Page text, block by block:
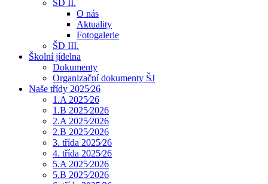
ŠD II.
O nás
Aktuality
Fotogalerie
ŠD III.
Školní jídelna
Dokumenty
Organizační dokumenty ŠJ
Naše třídy 2025⁄26
1.A 2025⁄26
1.B 2025⁄2026
2.A 2025⁄2026
2.B 2025⁄2026
3. třída 2025⁄26
4. třída 2025⁄26
5.A 2025⁄2026
5.B 2025⁄2026